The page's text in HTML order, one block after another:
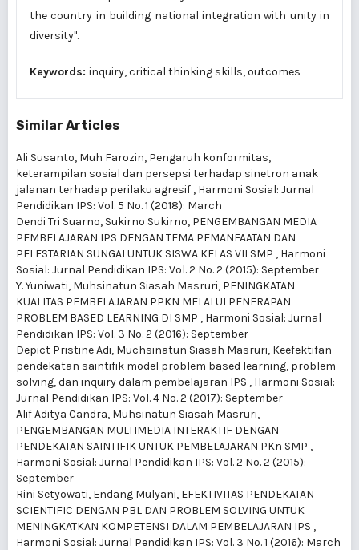
the country in building national integration with unity in
diversity".
Keywords: inquiry, critical thinking skills, outcomes
Similar Articles
Ali Susanto, Muh Farozin, Pengaruh konformitas,
keterampilan sosial dan persepsi terhadap sinetron anak
jalanan terhadap perilaku agresif , Harmoni Sosial: Jurnal
Pendidikan IPS: Vol. 5 No. 1 (2018): March
Dendi Tri Suarno, Sukirno Sukirno, PENGEMBANGAN MEDIA
PEMBELAJARAN IPS DENGAN TEMA PEMANFAATAN DAN
PELESTARIAN SUNGAI UNTUK SISWA KELAS VII SMP , Harmoni
Sosial: Jurnal Pendidikan IPS: Vol. 2 No. 2 (2015): September
Y. Yuniwati, Muhsinatun Siasah Masruri, PENINGKATAN
KUALITAS PEMBELAJARAN PPKN MELALUI PENERAPAN
PROBLEM BASED LEARNING DI SMP , Harmoni Sosial: Jurnal
Pendidikan IPS: Vol. 3 No. 2 (2016): September
Depict Pristine Adi, Muchsinatun Siasah Masruri, Keefektifan
pendekatan saintifik model problem based learning, problem
solving, dan inquiry dalam pembelajaran IPS , Harmoni Sosial:
Jurnal Pendidikan IPS: Vol. 4 No. 2 (2017): September
Alif Aditya Candra, Muhsinatun Siasah Masruri,
PENGEMBANGAN MULTIMEDIA INTERAKTIF DENGAN
PENDEKATAN SAINTIFIK UNTUK PEMBELAJARAN PKn SMP ,
Harmoni Sosial: Jurnal Pendidikan IPS: Vol. 2 No. 2 (2015):
September
Rini Setyowati, Endang Mulyani, EFEKTIVITAS PENDEKATAN
SCIENTIFIC DENGAN PBL DAN PROBLEM SOLVING UNTUK
MENINGKATKAN KOMPETENSI DALAM PEMBELAJARAN IPS ,
Harmoni Sosial: Jurnal Pendidikan IPS: Vol. 3 No. 1 (2016): March